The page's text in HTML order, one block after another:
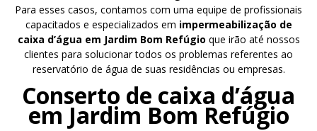
Para esses casos, contamos com uma equipe de profissionais
capacitados e especializados em impermeabilização de
caixa d’água em Jardim Bom Refúgio que irão até nossos
clientes para solucionar todos os problemas referentes ao
reservatório de água de suas residências ou empresas.
Conserto de caixa d’água
em Jardim Bom Refúgio